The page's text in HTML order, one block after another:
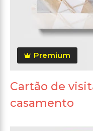
Premium
Cartão de
casamento